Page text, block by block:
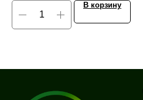
В корзину